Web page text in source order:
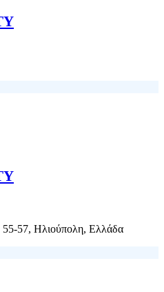
57, Ηλιούπολη, Ελλάδα